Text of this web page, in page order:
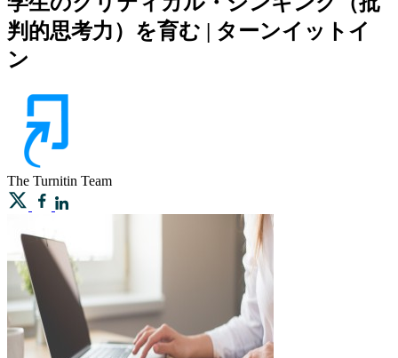
判的思考力）を育む | ターンイットイ
ン
The Turnitin Team